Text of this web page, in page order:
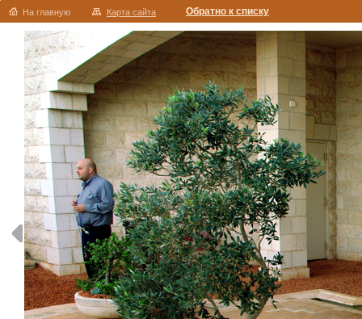
На главную Карта сайта Обратно к списку